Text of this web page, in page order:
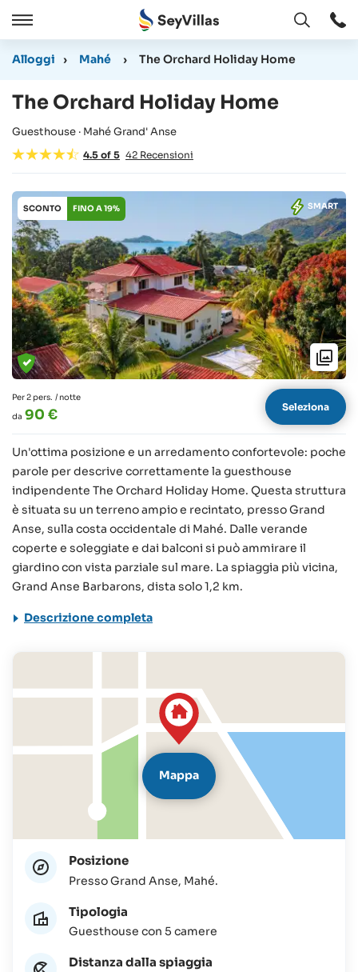
Chiudere
Aperto
Alloggi › Mahé › The Orchard Holiday Home
The Orchard Holiday Home
Guesthouse · Mahé Grand' Anse
4.5 of 5 42 Recensioni
SMART
SCONTO FINO A 19%
Per 2 pers. / notte
da 90 € Seleziona
Un'ottima posizione e un arredamento confortevole: poche
parole per descrive correttamente la guesthouse
indipendente The Orchard Holiday Home. Questa struttura
è situata su un terreno ampio e recintato, presso Grand
Anse, sulla costa occidentale di Mahé. Dalle verande
coperte e soleggiate e dai balconi si può ammirare il
giardino con vista parziale sul mare. La spiaggia più vicina,
Grand Anse Barbarons, dista solo 1,2 km.
Descrizione completa
Mappa
Posizione
Presso Grand Anse, Mahé.
Tipologia
Guesthouse con 5 camere
Distanza dalla spiaggia